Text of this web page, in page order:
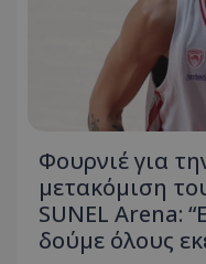
Φουρνιέ για
μετακόμιση
SUNEL Arena:
δούμε όλους